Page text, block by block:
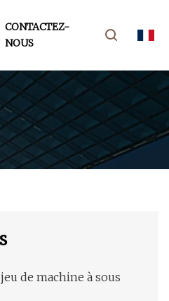
CONTACTEZ-
NOUS
de machine à sous